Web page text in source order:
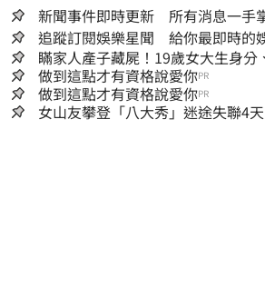
新聞事件即時更新 所有消息一手
追蹤訂閱娛樂星聞 給你最即時的
瞞家人產子藏屍！19歲女大生身
「產檢紀錄全空白」
做到這點才有資格說愛你PR
做到這點才有資格說愛你PR
女山友攀登「八大秀」迷途失聯4